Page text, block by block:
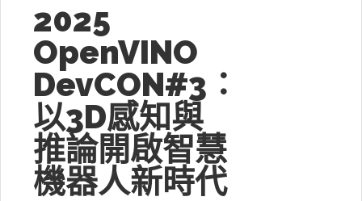
2025
OpenVINO
DevCON#3：
以3D感知與
推論開啟智慧
機器人新時代